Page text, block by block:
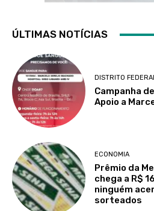
ÚLTIMAS NOTÍCIAS
DISTRITO
Campanha
Apoio a
ECONOMIA
Prêmio da
chega a R$
ninguém
sorteados